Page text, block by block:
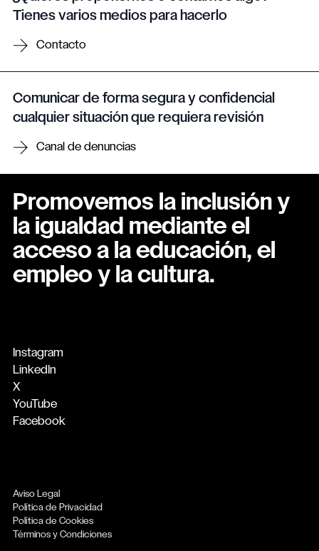
Tienes varios medios para hacerlo
Contacto
Comunicar de forma segura y confidencial
cualquier situación que requiera revisión
Canal de denuncias
Promovemos la inclusión y
la igualdad mediante el
acceso a la educación, el
empleo y la cultura.
Instagram
LinkedIn
X
YouTube
Facebook
Aviso Legal
Política de Privacidad
Política de Cookies
Términos y Condiciones